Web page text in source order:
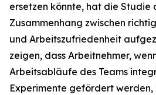
ersetzen könnte, hat die Studie
Zusammenhang zwischen
und Arbeitszufriedenheit
zeigen, dass Arbeitnehmer,
Arbeitsabläufe des Teams
Experimente gefördert